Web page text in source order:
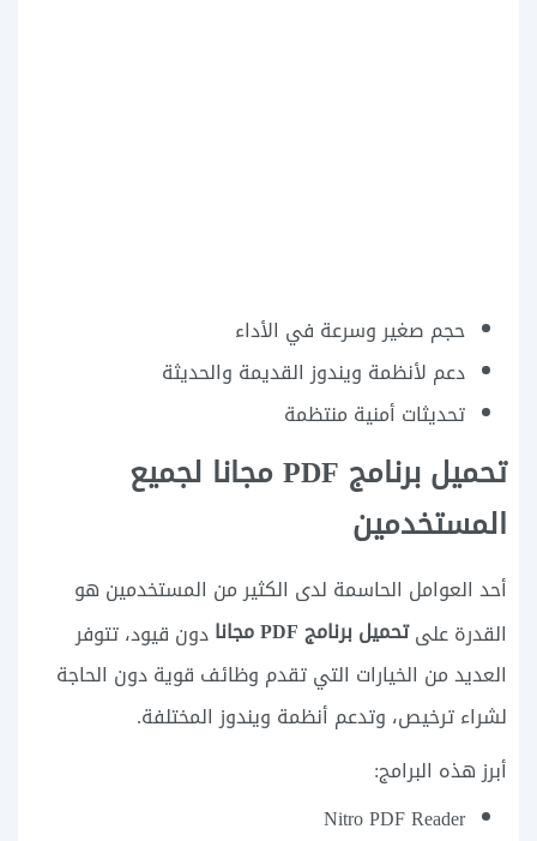
حجم صغير وسرعة في الأداء
دعم لأنظمة ويندوز القديمة والحديثة
تحديثات أمنية منتظمة
تحميل برنامج PDF مجانا لجميع
المستخدمين
أحد العوامل الحاسمة لدى الكثير من المستخدمين هو
القدرة علىتحميل برنامج PDF مجانا
دون قيود، تتوفر
العديد من الخيارات التي تقدم وظائف قوية دون الحاجة
لشراء ترخيص، وتدعم أنظمة ويندوز المختلفة.
أبرز هذه البرامج:
Nitro PDF Reader